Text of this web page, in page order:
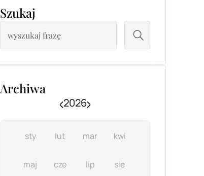
Szukaj
Archiwa
2026
sty lut mar kwi
maj cze lip sie